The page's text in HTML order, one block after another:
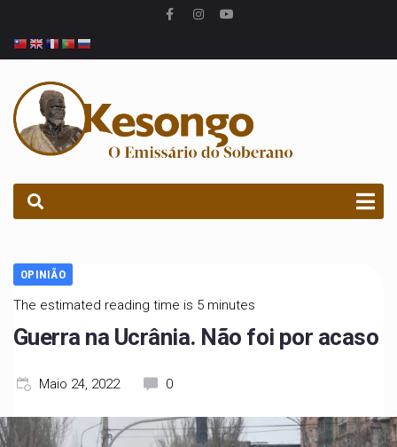
OPINIÃO
The estimated reading time is 5 minutes
Guerra na Ucrânia. Não foi por acaso
Maio 24, 2022 0
PROCURAR